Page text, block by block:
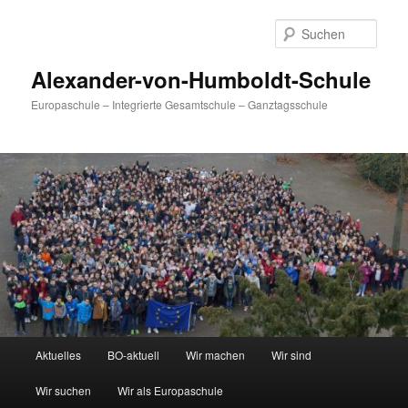
Alexander-von-Humboldt-Schule
Europaschule – Integrierte Gesamtschule – Ganztagsschule
Aktuelles BO-aktuell Wir machen Wir sind
Wir suchen Wir als Europaschule